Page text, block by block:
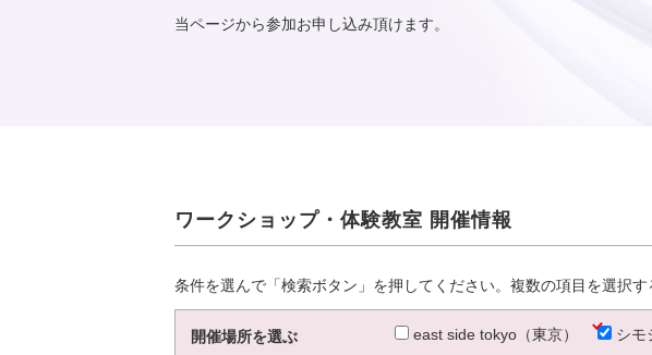
当ページから参加お申し込み頂けます。
ワークショップ・体験教室 開催情報
条件を選んで「検索ボタン」を押してください。複数の項目を選択す
開催場所を選ぶ east side tokyo（東京） シモ